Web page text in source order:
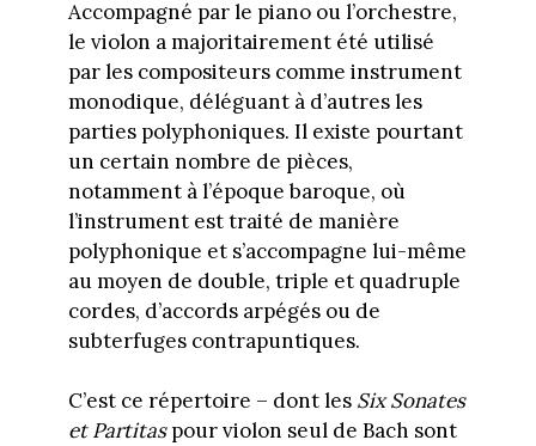
Accompagné par le piano ou l’orchestre,
le violon a majoritairement été utilisé
par les compositeurs comme instrument
monodique, déléguant à d’autres les
parties polyphoniques. Il existe pourtant
un certain nombre de pièces,
notamment à l’époque baroque, où
l’instrument est traité de manière
polyphonique et s’accompagne lui-même
au moyen de double, triple et quadruple
cordes, d’accords arpégés ou de
subterfuges contrapuntiques.
C’est ce répertoire – dont les Six Sonates
et Partitaspour violon seul de Bach sont